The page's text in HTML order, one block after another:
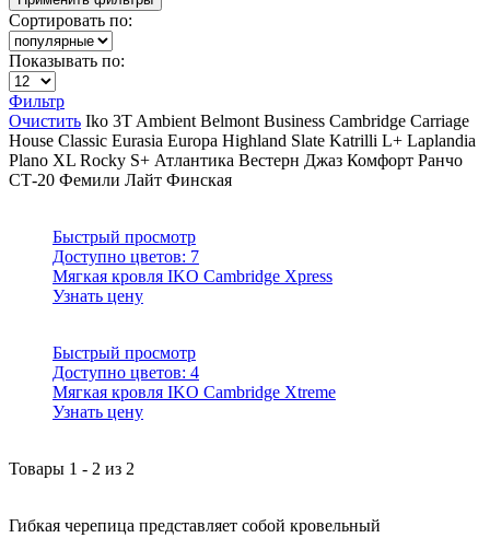
Сортировать по:
Показывать по:
Фильтр
Очистить Iko 3T Ambient Belmont Business Cambridge Carriage
House Classic Eurasia Europa Highland Slate Katrilli L+ Laplandia
Plano XL Rocky S+ Атлантика Вестерн Джаз Комфорт Ранчо
СТ-20 Фемили Лайт Финская
Быстрый просмотр
Доступно цветов: 7
Мягкая кровля IKO Cambridge Xpress
Узнать цену
Быстрый просмотр
Доступно цветов: 4
Мягкая кровля IKO Cambridge Xtreme
Узнать цену
Товары 1 - 2 из 2
Гибкая черепица представляет собой кровельный